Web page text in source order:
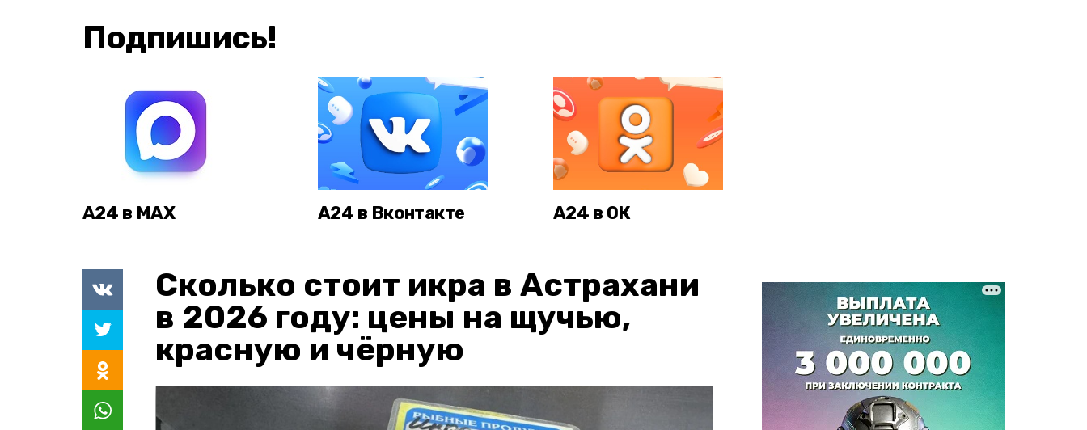
Подпишись!
А24 в MAX А24 в Вконтакте А24 в ОК
Сколько стоит икра в Астрахани
в 2026 году: цены на щучью,
красную и чёрную